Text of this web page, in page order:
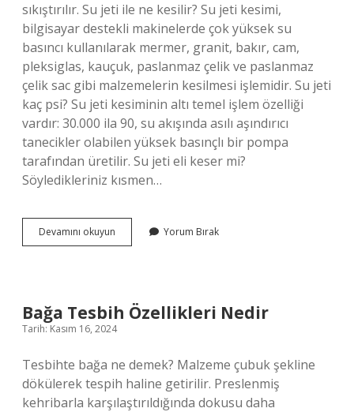
sıkıştırılır. Su jeti ile ne kesilir? Su jeti kesimi,
bilgisayar destekli makinelerde çok yüksek su
basıncı kullanılarak mermer, granit, bakır, cam,
pleksiglas, kauçuk, paslanmaz çelik ve paslanmaz
çelik sac gibi malzemelerin kesilmesi işlemidir. Su jeti
kaç psi? Su jeti kesiminin altı temel işlem özelliği
vardır: 30.000 ila 90, su akışında asılı aşındırıcı
tanecikler olabilen yüksek basınçlı bir pompa
tarafından üretilir. Su jeti eli keser mi?
Söyledikleriniz kısmen…
Devamını okuyun
Jeti
Yorum Bırak
Bağa Tesbih Özellikleri Nedir
Tarih: Kasım 16, 2024
Tesbihte bağa ne demek? Malzeme çubuk şekline
dökülerek tespih haline getirilir. Preslenmiş
kehribarla karşılaştırıldığında dokusu daha